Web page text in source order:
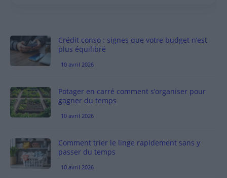
Crédit conso : signes que votre budget n’est
plus équilibré
10 avril 2026
Potager en carré comment s’organiser pour
gagner du temps
10 avril 2026
Comment trier le linge rapidement sans y
passer du temps
10 avril 2026